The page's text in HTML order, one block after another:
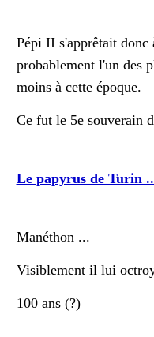
Pépi II s'apprêtait donc
probablement l'un des
moins à cette époque.
Ce fut le 5e souverain
Le papyrus de Turin
Manéthon ...
Visiblement il lui
100 ans (?)